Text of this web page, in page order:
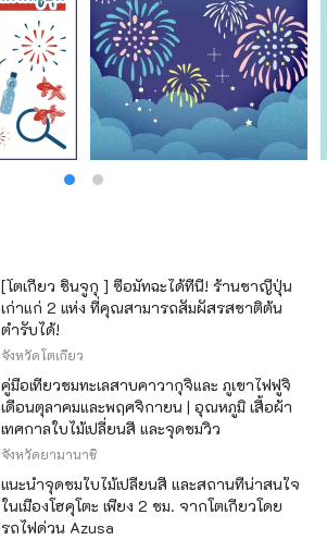
[โตเกียว ชินจูกุ ] ซื้อมัทฉะได้ที่นี่! ร้านชาญี่ปุ่น
เก่าแก่ 2 แห่ง ที่คุณสามารถสัมผัสรสชาติต้น
ตำรับได้!
จังหวัดโตเกียว
คู่มือเที่ยวชมทะเลสาบคาวากุจิและ ภูเขาไฟฟูจิ
เดือนตุลาคมและพฤศจิกายน | อุณหภูมิ เสื้อผ้า
เทศกาลใบไม้เปลี่ยนสี และจุดชมวิว
จังหวัดยามานาชิ
แนะนำจุดชมใบไม้เปลี่ยนสี และสถานที่น่าสนใจ
ในเมืองโฮคุโตะ เพียง 2 ชม. จากโตเกียวโดย
รถไฟด่วน Azusa